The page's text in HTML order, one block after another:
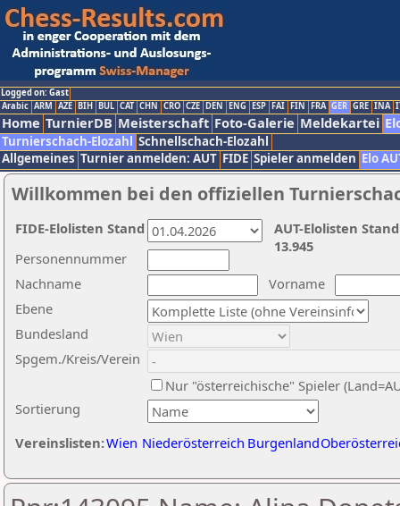
Logged on: Gast
Arabic ARM AZE BIH BUL CAT CHN CRO CZE DEN ENG ESP FAI FIN FRA GER GRE INA
Home TurnierDB Meisterschaft Foto-Galerie Meldekartei
Turnierschach-Elozahl Schnellschach-Elozahl
Allgemeines Turnier anmelden: AUT FIDE Spieler anmelden Elo
Willkommen bei den offiziellen
Nachname
Vorname
Ebene
Sortierung
Personennummer
Bundesland
Spgem./Kreis/Verein
Nur "österreichische" Spieler
Vereinslisten:Wien Niederösterreich Burgenland
AUT-Elolisten
13.945
FIDE-Elolisten Stand